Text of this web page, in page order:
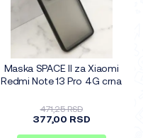
Maska SPACE II za Xiaomi
Redmi Note 13 Pro 4G crna
471,25 RSD
377,00 RSD